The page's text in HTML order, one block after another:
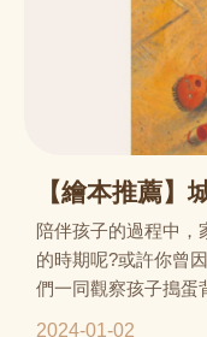
【繪本推薦】
陪伴孩子的過程中，
的時期呢?或許你曾
們一同觀察孩子搗蛋
2024-01-02